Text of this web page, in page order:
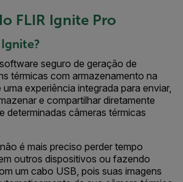
FLIR Ignite Pro
seguro de geração de
térmicas com armazenamento na
experiência integrada para enviar,
e compartilhar diretamente
determinadas câmeras térmicas
é mais preciso perder tempo
outros dispositivos ou fazendo
um cabo USB, pois suas imagens